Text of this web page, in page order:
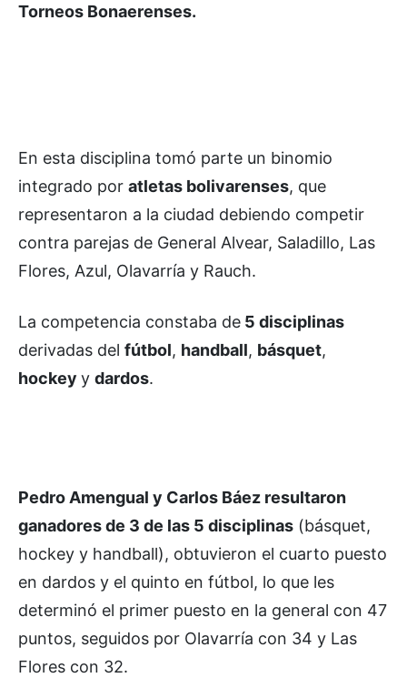
Torneos Bonaerenses.
En esta disciplina tomó parte un binomio
integrado por atletas bolivarenses, que
representaron a la ciudad debiendo competir
contra parejas de General Alvear, Saladillo, Las
Flores, Azul, Olavarría y Rauch.
La competencia constaba de 5 disciplinas
derivadas del fútbol, handball, básquet,
hockey y dardos.
Pedro Amengual y Carlos Báez resultaron
ganadores de 3 de las 5 disciplinas (básquet,
hockey y handball), obtuvieron el cuarto puesto
en dardos y el quinto en fútbol, lo que les
determinó el primer puesto en la general con 47
puntos, seguidos por Olavarría con 34 y Las
Flores con 32.